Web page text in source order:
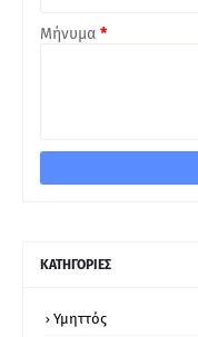
Μήνυμα *
ΚΑΤΗΓΟΡΙΕΣ
Υμηττός